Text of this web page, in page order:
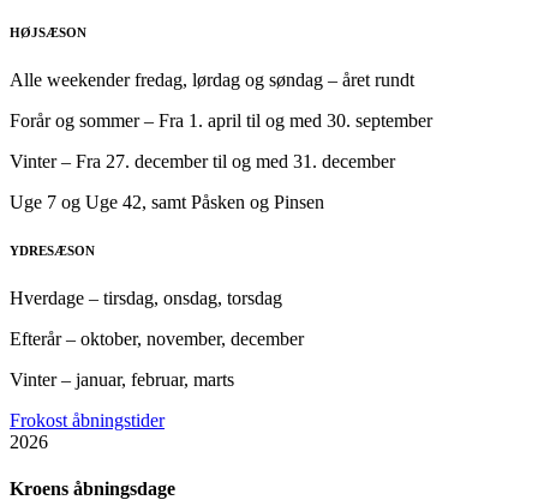
HØJSÆSON
Alle weekender fredag, lørdag og søndag – året rundt
Forår og sommer – Fra 1. april til og med 30. september
Vinter – Fra 27. december til og med 31. december
Uge 7 og Uge 42, samt Påsken og Pinsen
YDRESÆSON
Hverdage – tirsdag, onsdag, torsdag
Efterår – oktober, november, december
Vinter – januar, februar, marts
Frokost åbningstider
2026
Kroens åbningsdage